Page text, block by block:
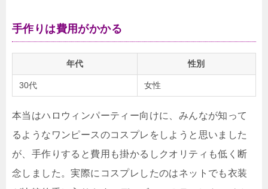
手作りは費用がかかる
年代 性別
30代 女性
本当はハロウィンパーティー向けに、みんなが知って
るようなワンピースのコスプレをしようと思いました
が、手作りすると費用も掛かるしクオリティも低く断
念しました。実際にコスプレしたのはネットでも衣装